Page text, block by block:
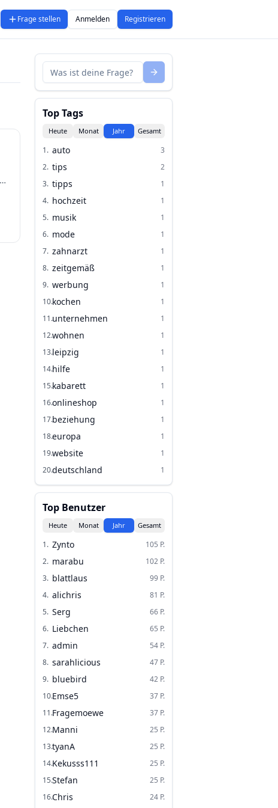
Frage stellen Anmelden Registrieren
Top Tags
Heute Monat Jahr Gesamt
1. auto
3
2. tips
2
3. tipps
1
4. hochzeit
1
5. musik
1
6. mode
1
7. zahnarzt
1
8. zeitgemäß
1
9. werbung
1
10.kochen
1
11.unternehmen
1
12.wohnen
1
13.leipzig
1
14.hilfe
1
15.kabarett
1
16.onlineshop
1
17.beziehung
1
18.europa
1
19.website
1
20.deutschland 1
Top Benutzer
Heute Monat Jahr Gesamt
1. Zynto 105 P.
2. marabu 102 P.
3. blattlaus 99 P.
4. alichris 81 P.
5. Serg 66 P.
6. Liebchen 65 P.
7. admin 54 P.
8. sarahlicious 47 P.
9. bluebird 42 P.
10.Emse5 37 P.
11.Fragemoewe 37 P.
12.Manni 25 P.
13.tyanA 25 P.
14.Kekusss111 25 P.
15.Stefan 25 P.
16.Chris 24 P.